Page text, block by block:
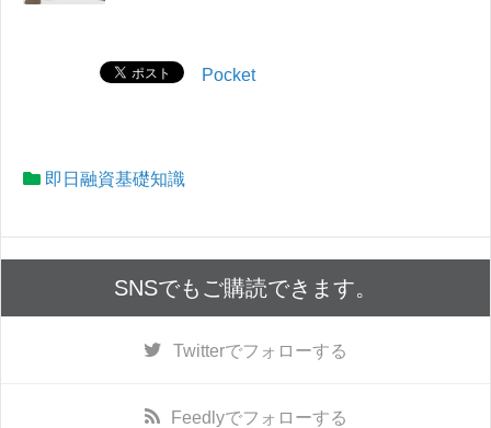
Pocket
即日融資基礎知識
SNSでもご購読できます。
Twitterでフォローする
Feedlyでフォローする